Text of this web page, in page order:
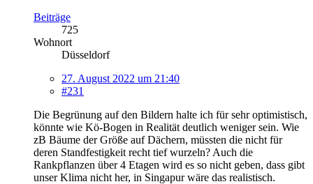
Beiträge
725
Wohnort
Düsseldorf
27. August 2022 um 21:40
#231
Die Begrünung auf den Bildern halte ich für sehr optimistisch,
könnte wie Kö-Bogen in Realität deutlich weniger sein. Wie
zB Bäume der Größe auf Dächern, müssten die nicht für
deren Standfestigkeit recht tief wurzeln? Auch die
Rankpflanzen über 4 Etagen wird es so nicht geben, dass gibt
unser Klima nicht her, in Singapur wäre das realistisch.